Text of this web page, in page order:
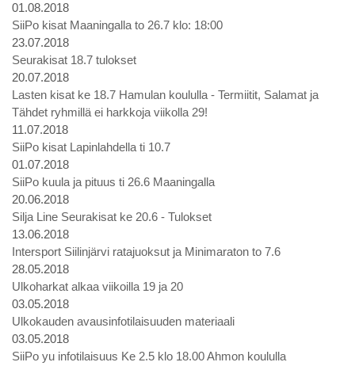
01.08.2018
SiiPo kisat Maaningalla to 26.7 klo: 18:00
23.07.2018
Seurakisat 18.7 tulokset
20.07.2018
Lasten kisat ke 18.7 Hamulan koululla - Termiitit, Salamat ja
Tähdet ryhmillä ei harkkoja viikolla 29!
11.07.2018
SiiPo kisat Lapinlahdella ti 10.7
01.07.2018
SiiPo kuula ja pituus ti 26.6 Maaningalla
20.06.2018
Silja Line Seurakisat ke 20.6 - Tulokset
13.06.2018
Intersport Siilinjärvi ratajuoksut ja Minimaraton to 7.6
28.05.2018
Ulkoharkat alkaa viikoilla 19 ja 20
03.05.2018
Ulkokauden avausinfotilaisuuden materiaali
03.05.2018
SiiPo yu infotilaisuus Ke 2.5 klo 18.00 Ahmon koululla